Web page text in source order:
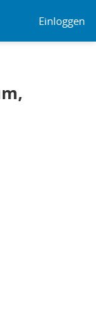
Einloggen